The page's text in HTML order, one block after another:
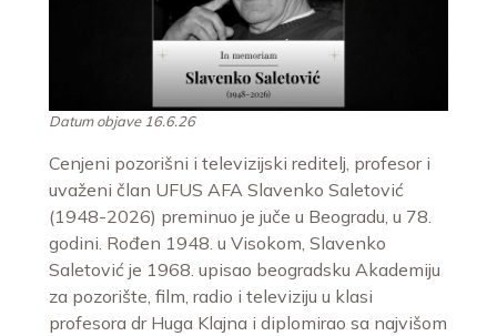
Datum objave 16.6.26
Cenjeni pozorišni i televizijski reditelj, profesor i
uvaženi član UFUS AFA Slavenko Saletović
(1948-2026) preminuo je juče u Beogradu, u 78.
godini. Rođen 1948. u Visokom, Slavenko
Saletović je 1968. upisao beogradsku Akademiju
za pozorište, film, radio i televiziju u klasi
profesora dr Huga Klajna i diplomirao sa najvišom